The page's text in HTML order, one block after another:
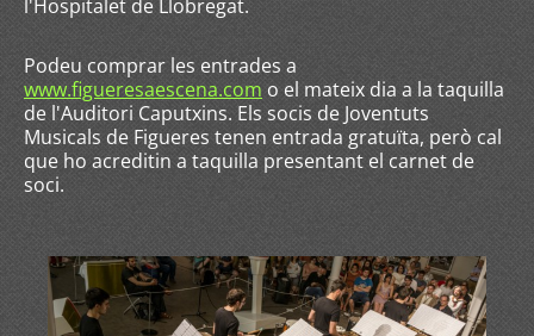
l'Hospitalet de Llobregat.
Podeu comprar les entrades a
www.figueresaescena.com o el mateix dia a la taquilla
de l'Auditori Caputxins. Els socis de Joventuts
Musicals de Figueres tenen entrada gratuïta, però cal
que ho acreditin a taquilla presentant el carnet de
soci.